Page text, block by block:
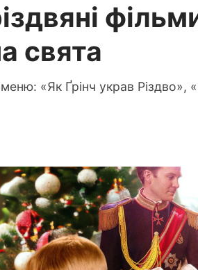
свята
«Як Ґрінч украв Різдво»,